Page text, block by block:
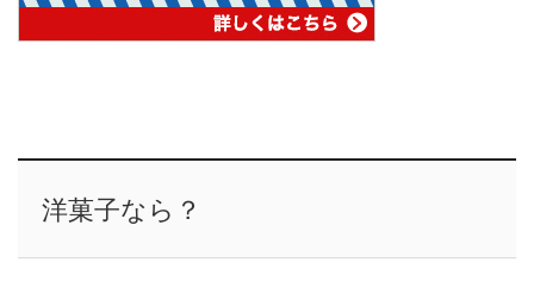
洋菓子なら？